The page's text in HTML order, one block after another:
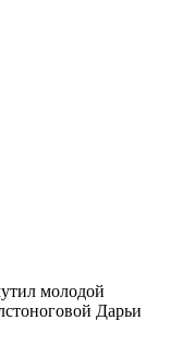
молодой
Дарьи